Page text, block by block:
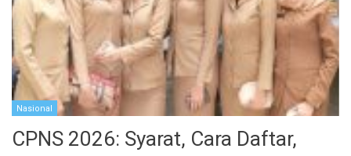
Nasional
CPNS 2026: Syarat, Cara Daftar,